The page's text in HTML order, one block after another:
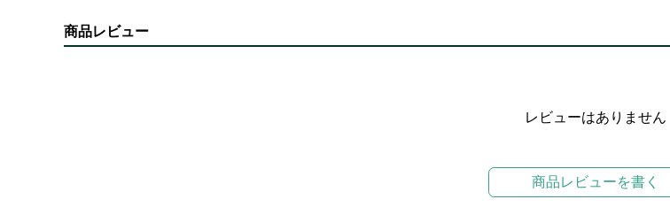
商品レビュー
レビューはありません
商品レビューを書く